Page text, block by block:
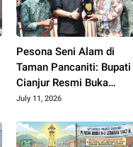
Pesona Seni Alam di
Taman Pancaniti: Bupati
Cianjur Resmi Buka
Kontes dan Pameran
Bupati Cup
July 11, 2026